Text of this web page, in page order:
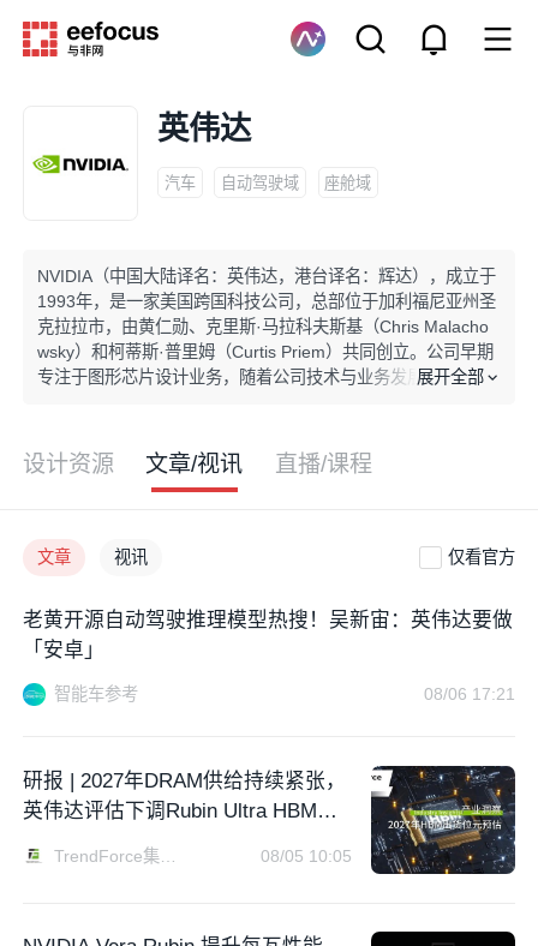
英伟达
汽车 自动驾驶域 座舱域
NVIDIA（中国大陆译名：英伟达，港台译名：辉达），成立于
1993年，是一家美国跨国科技公司，总部位于加利福尼亚州圣
克拉拉市，由黄仁勋、克里斯·马拉科夫斯基（Chris Malacho
wsky）和柯蒂斯·普里姆（Curtis Priem）共同创立。公司早期
专注于图形芯片设计业务，随着公司技术与业务发展，已成长
业、汽车等领域的计算解决方案提供支持。美国GPU及AI计算
巨头，传感器技术应用于自动驾驶及机器人领域。
展开全部
设计资源 文章/视讯 直播/课程
文章 视讯 仅看官方
老黄开源自动驾驶推理模型热搜！吴新宙：英伟达要做
「安卓」
智能车参考 08/06 17:21
研报 | 2027年DRAM供给持续紧张，
英伟达评估下调Rubin Ultra HBM配
08/05 10:05